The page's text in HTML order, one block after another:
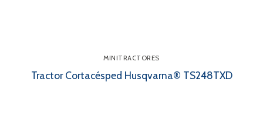
MINITRACTORES
Tractor Cortacésped Husqvarna® TS248TXD